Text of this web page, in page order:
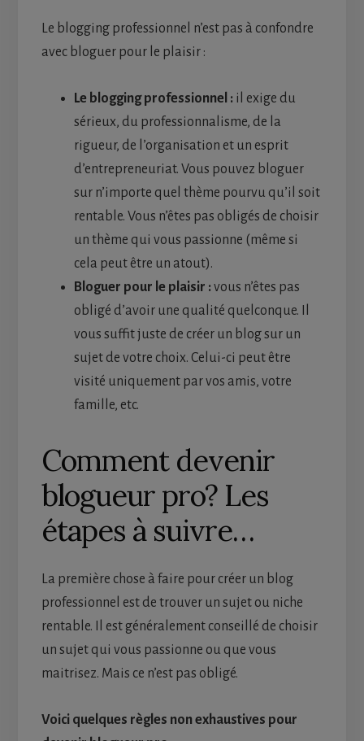
Le blogging professionnel n’est pas à confondre
avec bloguer pour le plaisir :
Le blogging professionnel : il exige du
sérieux, du professionnalisme, de la
rigueur, de l’organisation et un esprit
d’entrepreneuriat. Vous pouvez bloguer
sur n’importe quel thème pourvu qu’il soit
rentable. Vous n’êtes pas obligés de choisir
un thème qui vous passionne (même si
cela peut être un atout).
Bloguer pour le plaisir : vous n’êtes pas
obligé d’avoir une qualité quelconque. Il
vous suffit juste de créer un blog sur un
sujet de votre choix. Celui-ci peut être
visité uniquement par vos amis, votre
famille, etc.
Comment devenir
blogueur pro? Les
étapes à suivre…
La première chose à faire pour créer un blog
professionnel est de trouver un sujet ou niche
rentable. Il est généralement conseillé de choisir
un sujet qui vous passionne ou que vous
maitrisez. Mais ce n’est pas obligé.
Voici quelques règles non exhaustives pour